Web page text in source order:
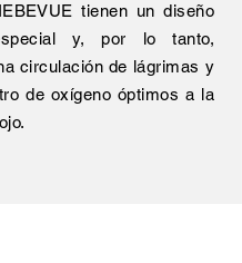
tienen un diseño
y, por lo tanto,
circulación de lágrimas y
de oxígeno óptimos a la